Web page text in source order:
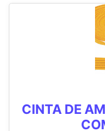
CINTA DE